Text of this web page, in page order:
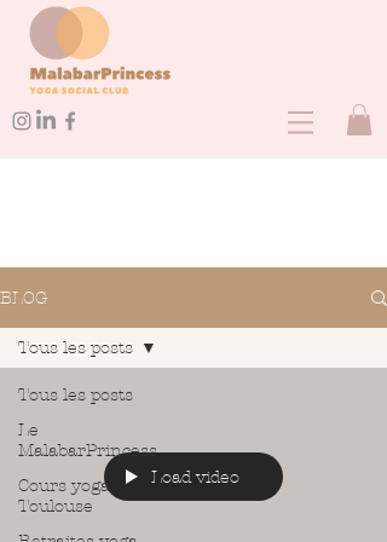
BLOG
Tous les posts
Le
MalabarPrincess
Cours yoga
Toulouse
Tous les posts
Load video